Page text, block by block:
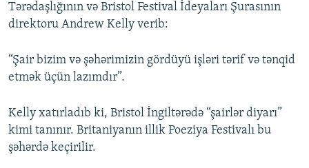
Tərədaşlığının və Bristol Festival İdeyaları Şurasının
direktoru Andrew Kelly verib:
“Şair bizim və şəhərimizin gördüyü işləri tərif və tənqid
etmək üçün lazımdır”.
Kelly xatırladıb ki, Bristol İngiltərədə “şairlər diyarı”
kimi tanınır. Britaniyanın illik Poeziya Festivalı bu
şəhərdə keçirilir.